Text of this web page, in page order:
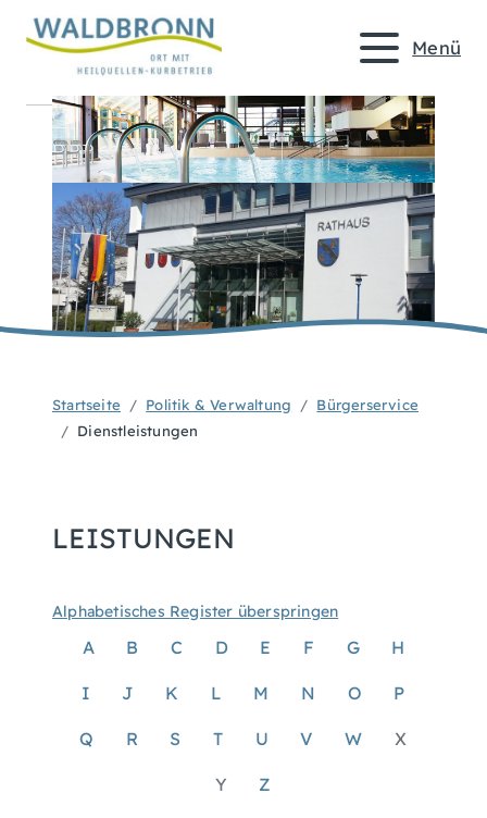
Menü
Startseite Politik & Verwaltung
Bürgerservice
Dienstleistungen
LEISTUNGEN
Alphabetisches Register überspringen
A B C D E F G H
I J K L M N O P
Q R S T U V W X
Y Z